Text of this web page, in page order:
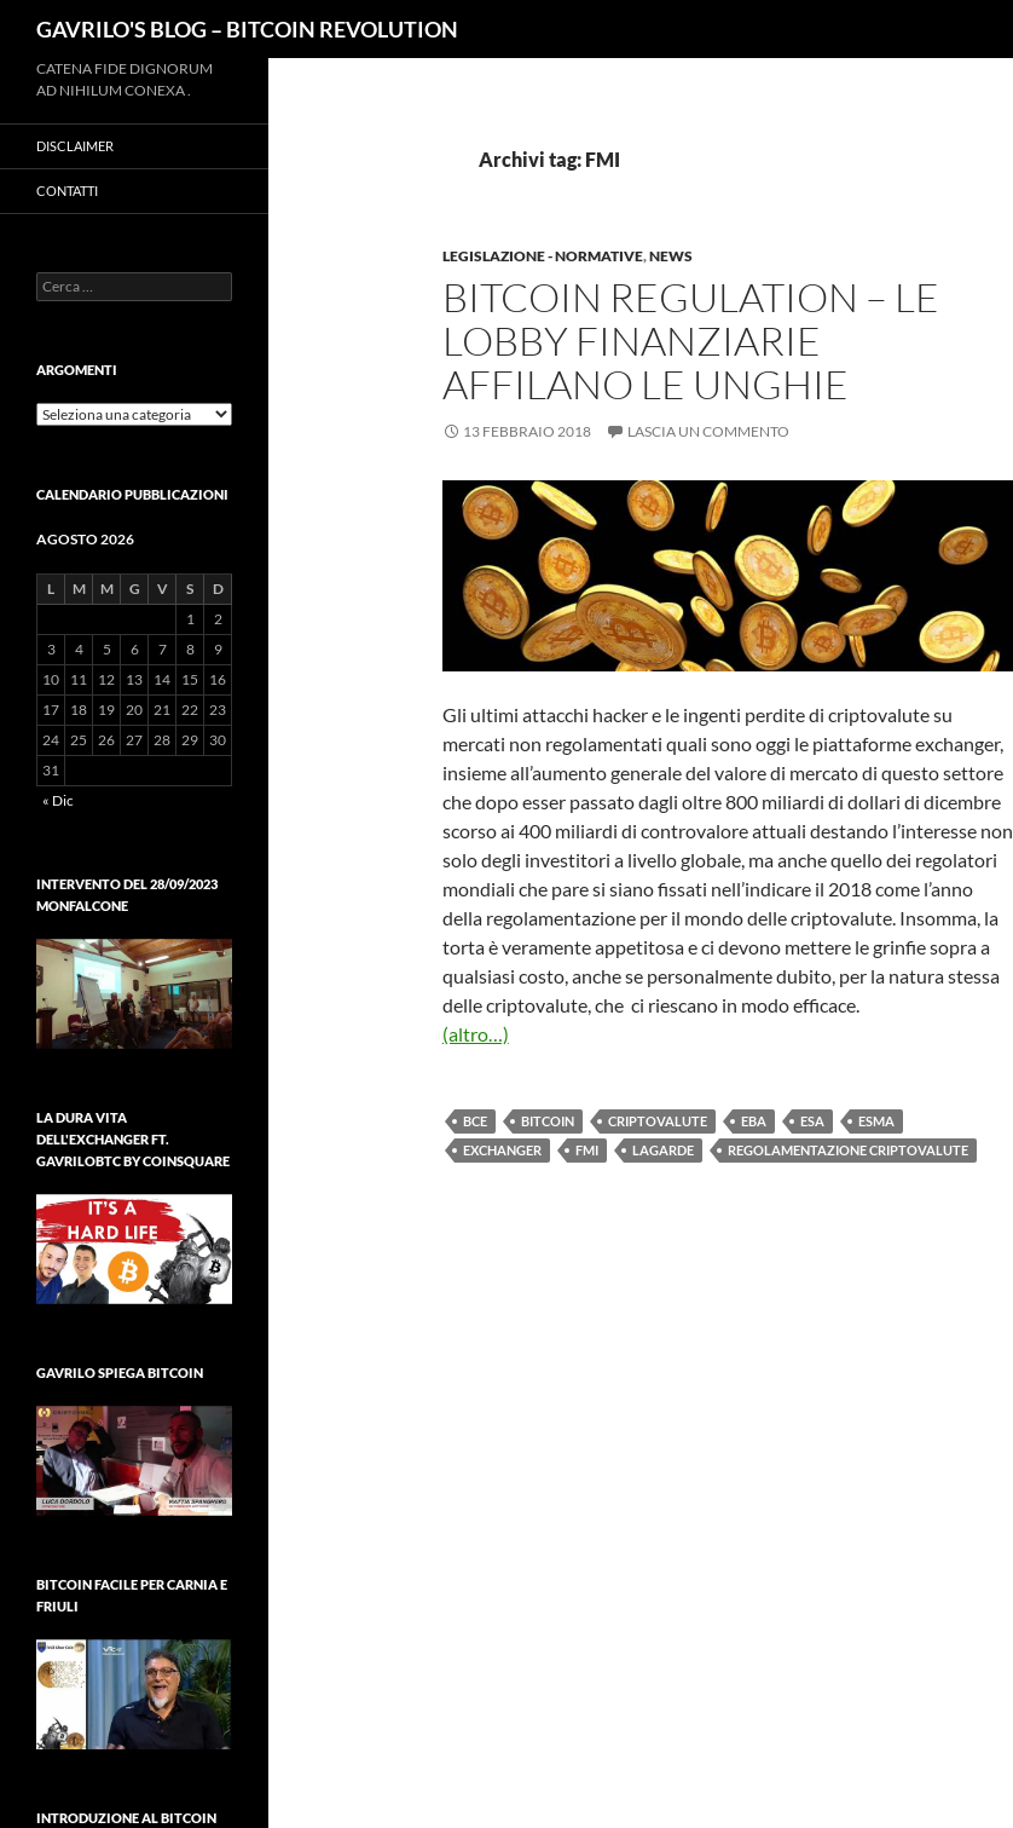
contenuto
GAVRILO'S BLOG – BITCOIN REVOLUTION
Archivi tag: FMI
LEGISLAZIONE - NORMATIVE,NEWS
BITCOIN REGULATION – LE
LOBBY FINANZIARIE
AFFILANO LE UNGHIE
13 FEBBRAIO 2018 LASCIA UN COMMENTO
Gli ultimi attacchi hacker e le ingenti perdite di criptovalute su
mercati non regolamentati quali sono oggi le piattaforme exchanger,
insieme all’aumento generale del valore di mercato di questo settore
che dopo esser passato dagli oltre 800 miliardi di dollari di dicembre
scorso ai 400 miliardi di controvalore attuali destando l’interesse non
solo degli investitori a livello globale, ma anche quello dei regolatori
mondiali che pare si siano fissati nell’indicare il 2018 come l’anno
della regolamentazione per il mondo delle criptovalute. Insomma, la
torta è veramente appetitosa e ci devono mettere le grinfie sopra a
qualsiasi costo, anche se personalmente dubito, per la natura stessa
delle criptovalute, che ci riescano in modo efficace.
(altro…)
BCE BITCOIN CRIPTOVALUTE EBA ESA
ESMA
EXCHANGER
FMI LAGARDE REGOLAMENTAZIONE CRIPTOVALUTE
CATENA FIDE DIGNORUM
AD NIHILUM CONEXA .
DISCLAIMER
CONTATTI
Ricerca
per:
ARGOMENTI
ARGOMENTI
CALENDARIO PUBBLICAZIONI
AGOSTO 2026
L M M G V S
D
1
2
3
4 5 6 7 8
9
10
11 12 13 14 15
16
17
18 19 20 21 22 23
24 25 26 27 28 29
30
31
« Dic
INTERVENTO DEL 28/09/2023
MONFALCONE
LA DURA VITA
DELL'EXCHANGER FT.
GAVRILOBTC BY COINSQUARE
GAVRILO SPIEGA BITCOIN
BITCOIN FACILE PER CARNIA E
FRIULI
INTRODUZIONE AL BITCOIN